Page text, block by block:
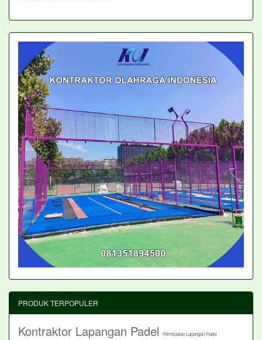
PRODUK TERPOPULER
Kontraktor Lapangan Padel Pembuatan Lapangan Padel